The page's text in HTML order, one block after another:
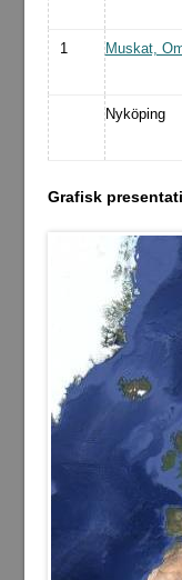
1 Muskat,
Nyköping
Grafisk